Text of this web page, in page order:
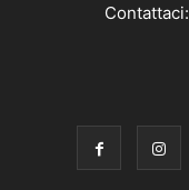
Contattaci: